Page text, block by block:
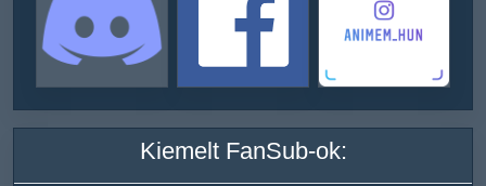
Kiemelt FanSub-ok: